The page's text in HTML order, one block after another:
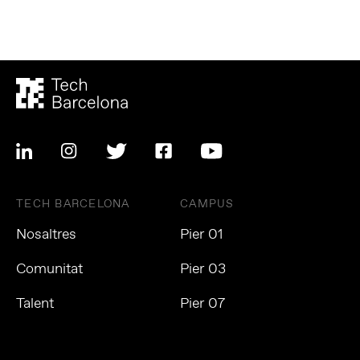
TECH BARCELONA
Nosaltres
Comunitat
Talent
CAMPUS
Pier 01
Pier 03
Pier 07